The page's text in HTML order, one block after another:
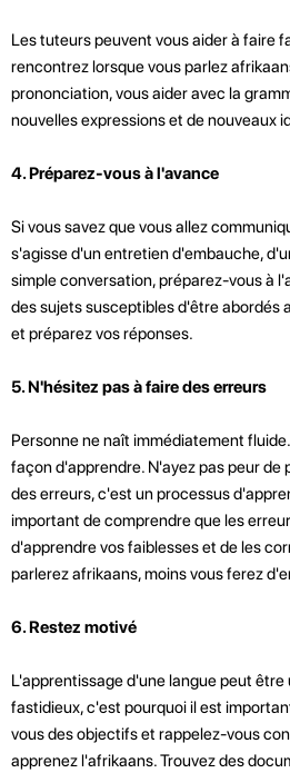
Les tuteurs peuvent vous aider à faire
rencontrez lorsque vous parlez
prononciation, vous aider avec la
nouvelles expressions et de nouveaux
4. Préparez-vous à l'avance
Si vous savez que vous allez
s'agisse d'un entretien d'embauche,
simple conversation, préparez-vous à
des sujets susceptibles d'être abordés
et préparez vos réponses.
5. N'hésitez pas à faire des erreurs
Personne ne naît immédiatement
façon d'apprendre. N'ayez pas peur de
des erreurs, c'est un processus
important de comprendre que les
d'apprendre vos faiblesses et de les
parlerez afrikaans, moins vous ferez
6. Restez motivé
L'apprentissage d'une langue peut être
fastidieux, c'est pourquoi il est
vous des objectifs et rappelez-vous
apprenez l'afrikaans. Trouvez des